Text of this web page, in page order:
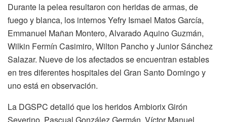
Durante la pelea resultaron con heridas de armas, de
fuego y blanca, los internos Yefry Ismael Matos García,
Emmanuel Mañan Montero, Alvarado Aquino Guzmán,
Wilkin Fermín Casimiro, Wilton Pancho y Junior Sánchez
Salazar. Nueve de los afectados se encuentran estables
en tres diferentes hospitales del Gran Santo Domingo y
uno está en observación.
La DGSPC detalló que los heridos Ambiorix Girón
Severino, Pascual González Germán, Víctor Manuel